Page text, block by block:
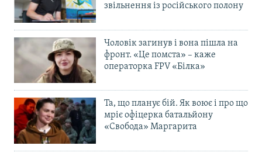
звільнення із російського полону
Чоловік загинув і вона пішла на
фронт. «Це помста» – каже
операторка FPV «Білка»
Та, що планує бій. Як воює і про що
мріє офіцерка батальйону
«Свобода» Маргарита